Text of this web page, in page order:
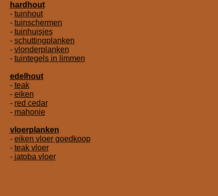
hardhout
- tuinhout
- tuinschermen
- tuinhuisjes
- schuttingplanken
- vlonderplanken
- tuintegels in limmen
edelhout
- teak
- eiken
- red cedar
- mahonie
vloerplanken
- eiken vloer goedkoop
- teak vloer
- jatoba vloer